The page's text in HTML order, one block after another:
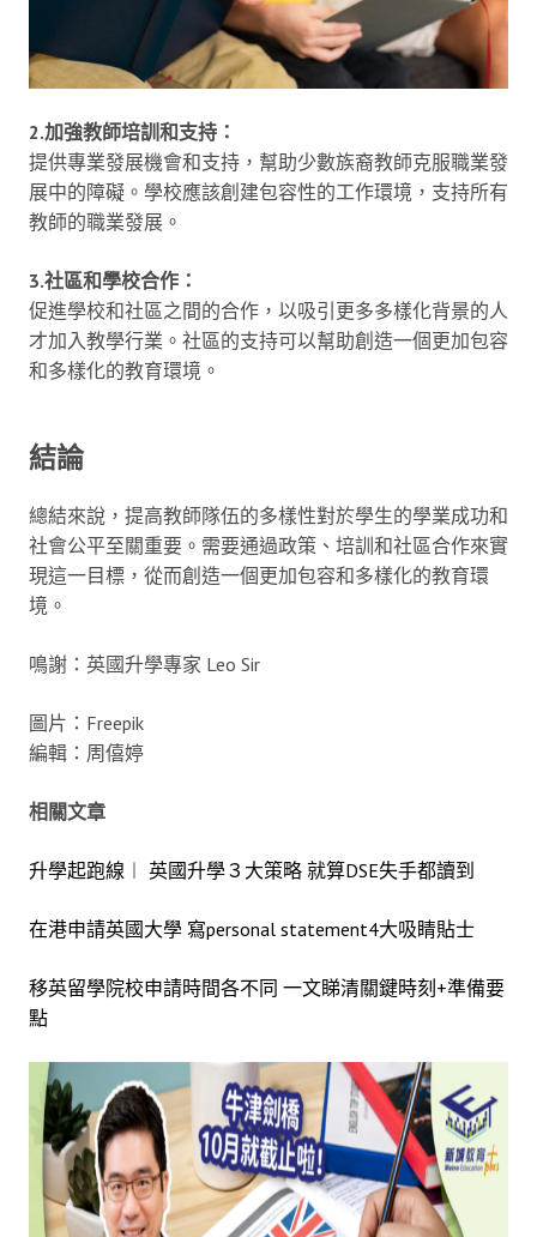
2.加強教師培訓和支持：
提供專業發展機會和支持，幫助少數族裔教師克服職業發
展中的障礙。學校應該創建包容性的工作環境，支持所有
教師的職業發展。
3.社區和學校合作：
促進學校和社區之間的合作，以吸引更多多樣化背景的人
才加入教學行業。社區的支持可以幫助創造一個更加包容
和多樣化的教育環境。
結論
總結來說，提高教師隊伍的多樣性對於學生的學業成功和
社會公平至關重要。需要通過政策、培訓和社區合作來實
現這一目標，從而創造一個更加包容和多樣化的教育環
境。
鳴謝：英國升學專家 Leo Sir
圖片：Freepik
編輯：周僖婷
相關文章
升學起跑線︱ 英國升學３大策略 就算DSE失手都讀到
在港申請英國大學 寫personal statement4大吸睛貼士
移英留學院校申請時間各不同 一文睇清關鍵時刻+準備要
點